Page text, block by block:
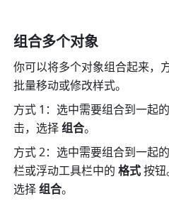
组合多个对象
你可以将多个对象组合起来，
批量移动或修改样式。
方式 1：选中需要组合到一起
击，选择 组合。
方式 2：选中需要组合到一起
栏或浮动工具栏中的 格式 按
选择 组合。